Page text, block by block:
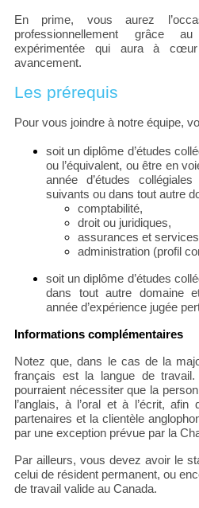
En prime, vous aurez
professionnellement grâce
expérimentée qui aura à
avancement.
Les prérequis
Pour vous joindre à notre équipe,
soit un diplôme d’études
ou l’équivalent, ou être en
année d’études
suivants ou dans tout autre
comptabilité,
droit ou juridiques,
assurances et
administration (profil
soit un diplôme d’études
dans tout autre domaine
année d’expérience jugée
Informations complémentaires
Notez que, dans le cas de la
français est la langue de travail.
pourraient nécessiter que la
l’anglais, à l’oral et à l’écrit,
partenaires et la clientèle
par une exception prévue par la
Par ailleurs, vous devez avoir le
celui de résident permanent, ou
de travail valide au Canada.